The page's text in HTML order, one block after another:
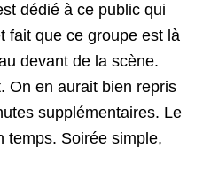
dédié à ce public qui
fait que ce groupe est là
devant de la scène.
On en aurait bien repris
supplémentaires. Le
temps. Soirée simple,